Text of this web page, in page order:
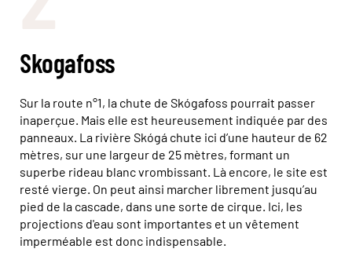
Skogafoss
Sur la route n°1, la chute de Skógafoss pourrait passer
inaperçue. Mais elle est heureusement indiquée par des
panneaux. La rivière Skógá chute ici d’une hauteur de 62
mètres, sur une largeur de 25 mètres, formant un
superbe rideau blanc vrombissant. Là encore, le site est
resté vierge. On peut ainsi marcher librement jusqu’au
pied de la cascade, dans une sorte de cirque. Ici, les
projections d'eau sont importantes et un vêtement
imperméable est donc indispensable.